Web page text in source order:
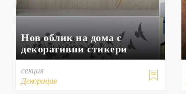
Нов облик на дома с
декоративни стикери

секция
Декорация